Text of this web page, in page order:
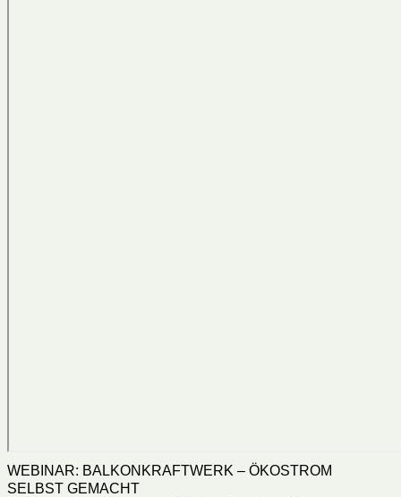
WEBINAR: BALKONKRAFTWERK – ÖKOSTROM
SELBST GEMACHT